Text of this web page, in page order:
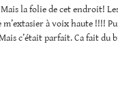
Mais la folie de cet endroit!
à voix haute !!!!
c’était parfait. Ca fait du